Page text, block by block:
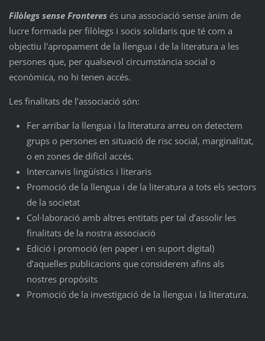
Filòlegs sense Fronteresés una associació sense ànim de
lucre formada per filòlegs i socis solidaris que té com a
objectiu l'apropament de la llengua i de la literatura a les
persones que, per qualsevol circumstància social o
econòmica, no hi tenen accés.
Les finalitats de l’associació són:
Fer arribar la llengua i la literatura arreu on detectem
grups o persones en situació de risc social, marginalitat,
o en zones de difícil accés.
Intercanvis lingüístics i literaris
Promoció de la llengua i de la literatura a tots els sectors
de la societat
Col·laboració amb altres entitats per tal d’assolir les
finalitats de la nostra associació
Edició i promoció (en paper i en suport digital)
d’aquelles publicacions que considerem afins als
nostres propòsits
Promoció de la investigació de la llengua i la literatura.